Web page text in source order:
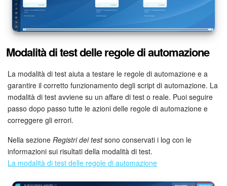
Modalità di test delle regole di automazione
La modalità di test aiuta a testare le regole di automazione e a
garantire il corretto funzionamento degli script di automazione. La
modalità di test avviene su un affare di test o reale. Puoi seguire
passo dopo passo tutte le azioni delle regole di automazione e
correggere gli errori.
Nella sezione Registri dei testsono conservati i log con le
informazioni sui risultati della modalità di test.
La modalità di test delle regole di automazione